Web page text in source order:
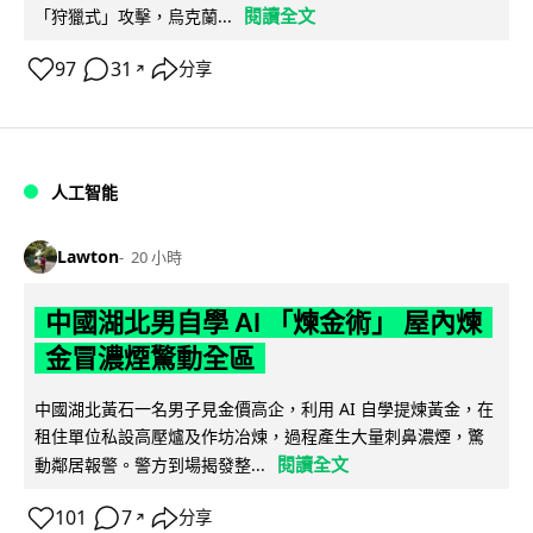
「狩獵式」攻擊，烏克蘭...
閱讀全文
97 31 ↗ 分享
人工智能
Lawton 20 小時
中國湖北男自學 AI 「煉金術」 屋內煉
金冒濃煙驚動全區
中國湖北黃石一名男子見金價高企，利用 AI 自學提煉黃金，在
租住單位私設高壓爐及作坊冶煉，過程產生大量刺鼻濃煙，驚
動鄰居報警。警方到場揭發整...
閱讀全文
101 7 ↗ 分享